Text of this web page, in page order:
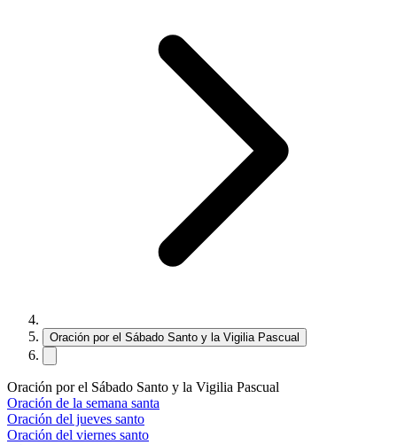
Oración por el Sábado Santo y la Vigilia Pascual
Oración por el Sábado Santo y la Vigilia Pascual
Oración de la semana santa
Oración del jueves santo
Oración del viernes santo